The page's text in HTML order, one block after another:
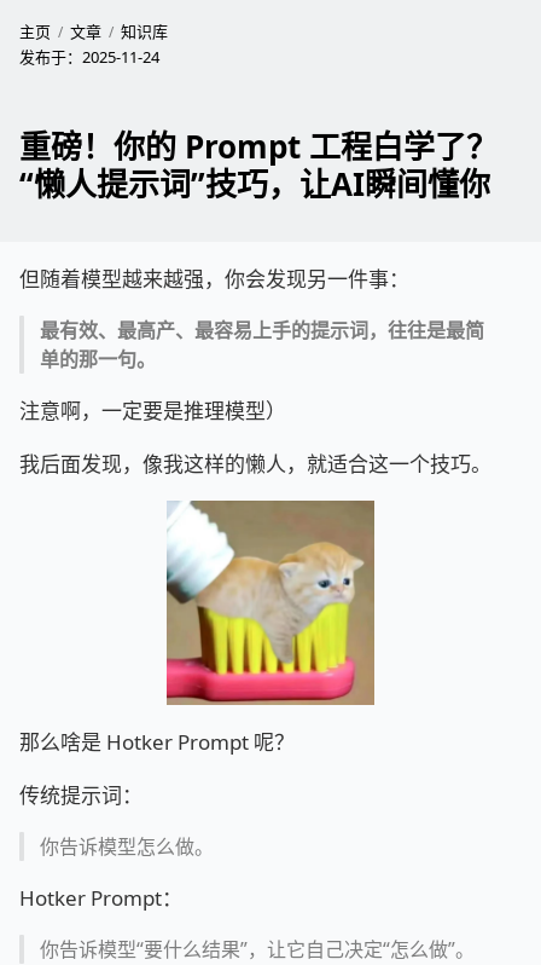
主页 文章
知识库
发布于： 2025-11-24
重磅！你的 Prompt 工程白学了？
“懒人提示词”技巧，让AI瞬间懂你
但随着模型越来越强，你会发现另一件事：
最有效、最高产、最容易上手的提示词，往往是最简
单的那一句。
注意啊，一定要是推理模型）
我后面发现，像我这样的懒人，就适合这一个技巧。
那么啥是 Hotker Prompt 呢？
传统提示词：
你告诉模型怎么做。
Hotker Prompt：
你告诉模型“要什么结果”，让它自己决定“怎么做”。